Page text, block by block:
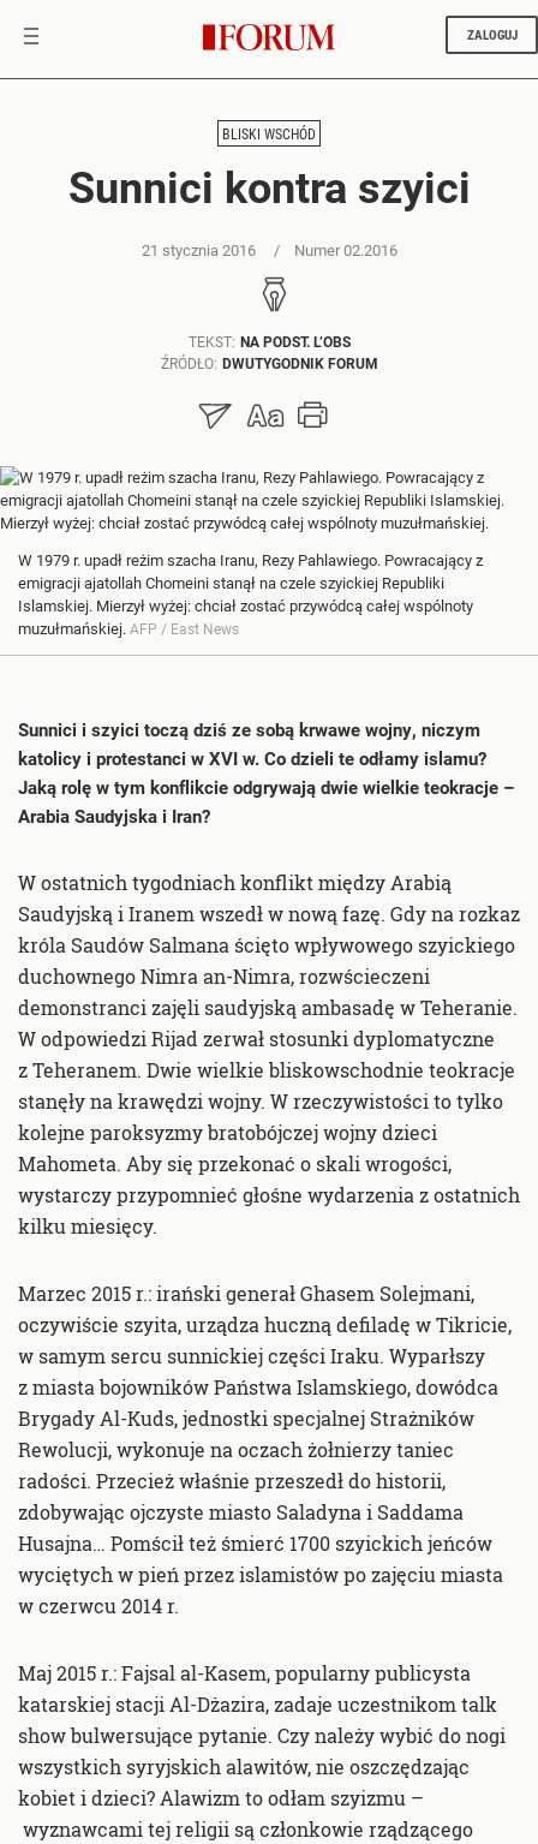
ZALOGUJ
TEKST: NA PODST. L’OBS
ŹRÓDŁO: DWUTYGODNIK FORUM
BLISKI WSCHÓD
Sunnici kontra szyici
21 stycznia 2016 Numer 02.2016
W 1979 r. upadł reżim szacha Iranu, Rezy Pahlawiego. Powracający z
emigracji ajatollah Chomeini stanął na czele szyickiej Republiki
Islamskiej. Mierzył wyżej: chciał zostać przywódcą całej wspólnoty
muzułmańskiej. AFP / East News
Sunnici i szyici toczą dziś ze sobą krwawe wojny, niczym
katolicy i protestanci w XVI w. Co dzieli te odłamy islamu?
Jaką rolę w tym konflikcie odgrywają dwie wielkie teokracje –
Arabia Saudyjska i Iran?
W ostatnich tygodniach konflikt między Arabią
Saudyjską i Iranem wszedł w nową fazę. Gdy na rozkaz
króla Saudów Salmana ścięto wpływowego szyickiego
duchownego Nimra an-Nimra, rozwścieczeni
demonstranci zajęli saudyjską ambasadę w Teheranie.
W odpowiedzi Rijad zerwał stosunki dyplomatyczne
z Teheranem. Dwie wielkie bliskowschodnie teokracje
stanęły na krawędzi wojny. W rzeczywistości to tylko
kolejne paroksyzmy bratobójczej wojny dzieci
Mahometa. Aby się przekonać o skali wrogości,
wystarczy przypomnieć głośne wydarzenia z ostatnich
kilku miesięcy.
Marzec 2015 r.: irański generał Ghasem Solejmani,
oczywiście szyita, urządza huczną defiladę w Tikricie,
w samym sercu sunnickiej części Iraku. Wyparłszy
z miasta bojowników Państwa Islamskiego, dowódca
Brygady Al-Kuds, jednostki specjalnej Strażników
Rewolucji, wykonuje na oczach żołnierzy taniec
radości. Przecież właśnie przeszedł do historii,
zdobywając ojczyste miasto Saladyna i Saddama
Husajna… Pomścił też śmierć 1700 szyickich jeńców
wyciętych w pień przez islamistów po zajęciu miasta
w czerwcu 2014 r.
Maj 2015 r.: Fajsal al-Kasem, popularny publicysta
katarskiej stacji Al-Dżazira, zadaje uczestnikom talk
show bulwersujące pytanie. Czy należy wybić do nogi
wszystkich syryjskich alawitów, nie oszczędzając
kobiet i dzieci? Alawizm to odłam szyizmu –
wyznawcami tej religii są członkowie rządzącego